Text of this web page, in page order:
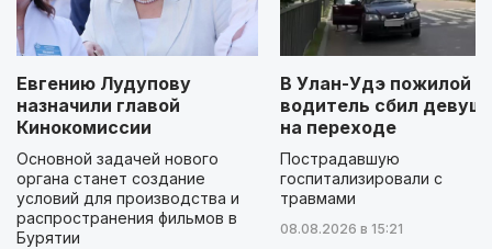
Евгению Лудупову
назначили главой
Кинокомиссии
Основной задачей нового
органа станет создание
условий для производства и
распространения фильмов в
Бурятии
В Улан-Удэ пожилой
водитель сбил
на переходе
Пострадавшую
госпитализировали с
травмами
08.08.2026 в 15:21